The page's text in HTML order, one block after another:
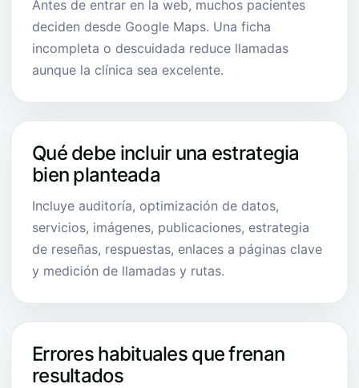
Antes de entrar en la web, muchos pacientes
deciden desde Google Maps. Una ficha
incompleta o descuidada reduce llamadas
aunque la clínica sea excelente.
Qué debe incluir una estrategia
bien planteada
Incluye auditoría, optimización de datos,
servicios, imágenes, publicaciones, estrategia
de reseñas, respuestas, enlaces a páginas clave
y medición de llamadas y rutas.
Errores habituales que frenan
resultados